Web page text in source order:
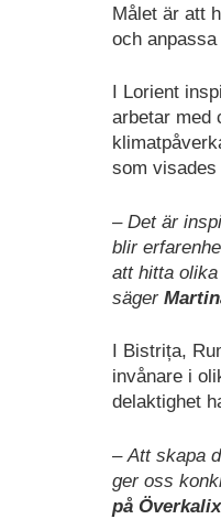
Målet är att
och
I Lorient
arbetar med
som visades
– Det är
blir
att hitta
säger
I Bistrița,
invånare i
delaktighet
– Att skapa
ger oss
på